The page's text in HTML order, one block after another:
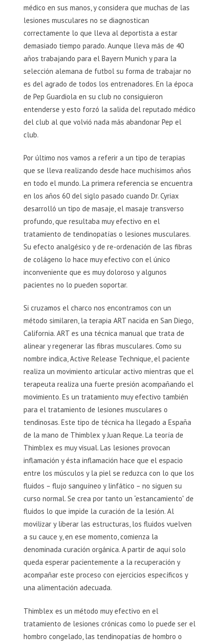
médico en sus manos, y considera que muchas de las
lesiones musculares no se diagnostican
correctamente lo que lleva al deportista a estar
demasiado tiempo parado. Aunque lleva más de 40
años trabajando para el Bayern Munich y para la
selección alemana de futbol su forma de trabajar no
es del agrado de todos los entrenadores. En la época
de Pep Guardiola en su club no consiguieron
entenderse y esto forzó la salida del reputado médico
del club al que volvió nada más abandonar Pep el
club.
Por último nos vamos a referir a un tipo de terapias
que se lleva realizando desde hace muchísimos años
en todo el mundo. La primera referencia se encuentra
en los años 60 del siglo pasado cuando Dr. Cyriax
desarrolló un tipo de masaje, el masaje transverso
profundo, que resultaba muy efectivo en el
tratamiento de tendinopatías o lesiones musculares.
Su efecto analgésico y de re-ordenación de las fibras
de colágeno lo hace muy efectivo con el único
inconveniente que es muy doloroso y algunos
pacientes no lo pueden soportar.
Si cruzamos el charco nos encontramos con un
método similaren, la terapia ART nacida en San Diego,
California. ART es una técnica manual que trata de
alinear y regenerar las fibras musculares. Como su
nombre indica, Active Release Technique, el paciente
realiza un movimiento articular activo mientras que el
terapeuta realiza una fuerte presión acompañando el
movimiento. Es un tratamiento muy efectivo también
para el tratamiento de lesiones musculares o
tendinosas. Este tipo de técnica ha llegado a España
de la mano de Thimblex y Juan Reque. La teoría de
Thimblex es muy visual. Las lesiones provocan
inflamación y ésta inflamación hace que el espacio
entre los músculos y la piel se reduzca con lo que los
fluidos – flujo sanguíneo y linfático – no siguen su
curso normal. Se crea por tanto un “estancamiento” de
fluidos lo que impide la curación de la lesión. Al
movilizar y liberar las estructuras, los fluidos vuelven
a su cauce y, en ese momento, comienza la
denominada curación orgánica. A partir de aquí solo
queda esperar pacientemente a la recuperación y
acompañar este proceso con ejercicios específicos y
una alimentación adecuada.
Thimblex es un método muy efectivo en el
tratamiento de lesiones crónicas como lo puede ser el
hombro congelado, las tendinopatías de hombro o